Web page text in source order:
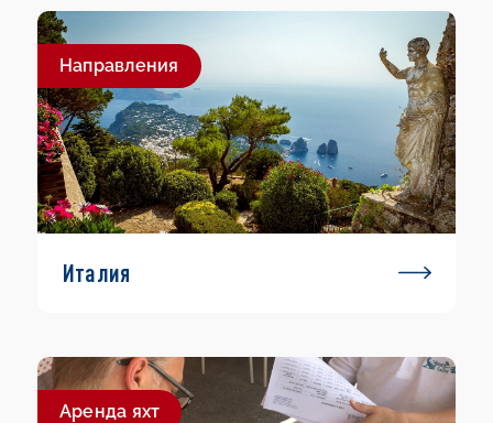
Направления
Италия
Aренда яхт